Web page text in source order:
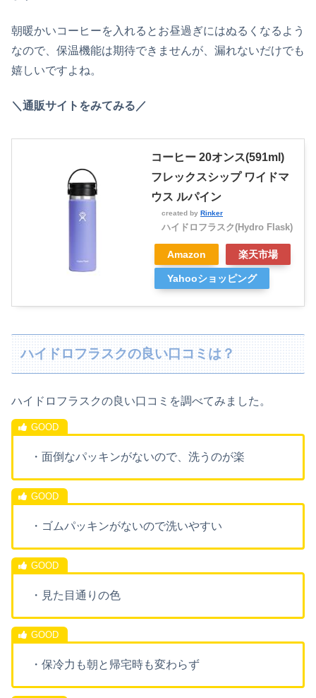
朝暖かいコーヒーを入れるとお昼過ぎにはぬるくなるよう
なので、保温機能は期待できませんが、漏れないだけでも
嬉しいですよね。
＼通販サイトをみてみる／
コーヒー 20オンス(591ml)
フレックスシップ ワイドマ
ウス ルパイン
created by Rinker
ハイドロフラスク(Hydro Flask)
Amazon 楽天市場
Yahooショッピング
ハイドロフラスクの良い口コミは？
ハイドロフラスクの良い口コミを調べてみました。
・面倒なパッキンがないので、洗うのが楽
・ゴムパッキンがないので洗いやすい
・見た目通りの色
・保冷力も朝と帰宅時も変わらず